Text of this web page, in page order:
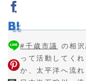
#千歳市議 の相
って活動してく
か、太平洋へ流